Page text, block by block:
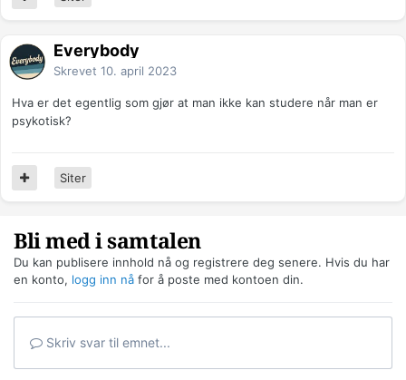
Everybody
Skrevet 10. april 2023
Hva er det egentlig som gjør at man ikke kan studere når man er
psykotisk?
Siter
Bli med i samtalen
Du kan publisere innhold nå og registrere deg senere. Hvis du har
en konto, logg inn nå for å poste med kontoen din.
Skriv svar til emnet...